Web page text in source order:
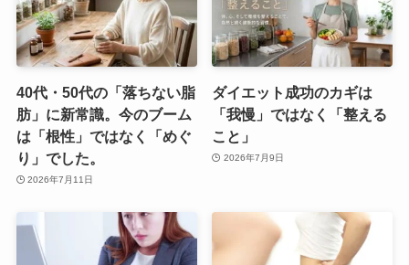
40代・50代の「落ちない脂
肪」に新常識。今のブーム
は「根性」ではなく「めぐ
り」でした。
2026年7月11日
ダイエット成功のカギは
「我慢」ではなく「整える
こと」
2026年7月9日